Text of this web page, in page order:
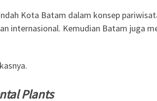
Kota Batam dalam konsep
internasional. Kemudian Batam juga
Plants